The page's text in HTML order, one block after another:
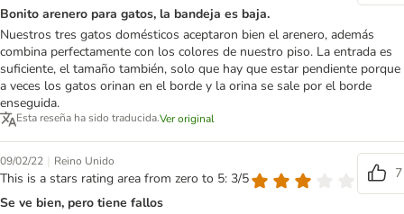
Bonito arenero para gatos, la bandeja es baja.
Nuestros tres gatos domésticos aceptaron bien el arenero, además
combina perfectamente con los colores de nuestro piso. La entrada es
suficiente, el tamaño también, solo que hay que estar pendiente porque
a veces los gatos orinan en el borde y la orina se sale por el borde
enseguida.
Esta reseña ha sido traducida.Ver original
09/02/22 | Reino Unido
This is a stars rating area from zero to 5: 3/5
7
Se ve bien, pero tiene fallos